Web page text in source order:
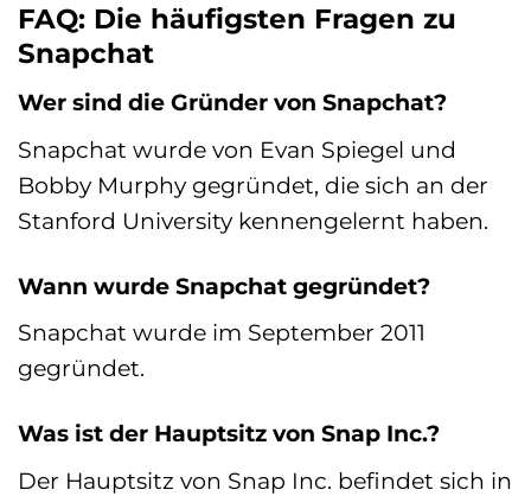
FAQ: Die häufigsten Fragen zu
Snapchat
Wer sind die Gründer von Snapchat?
Snapchat wurde von Evan Spiegel und
Bobby Murphy gegründet, die sich an der
Stanford University kennengelernt haben.
Wann wurde Snapchat gegründet?
Snapchat wurde im September 2011
gegründet.
Was ist der Hauptsitz von Snap Inc.?
Der Hauptsitz von Snap Inc. befindet sich in